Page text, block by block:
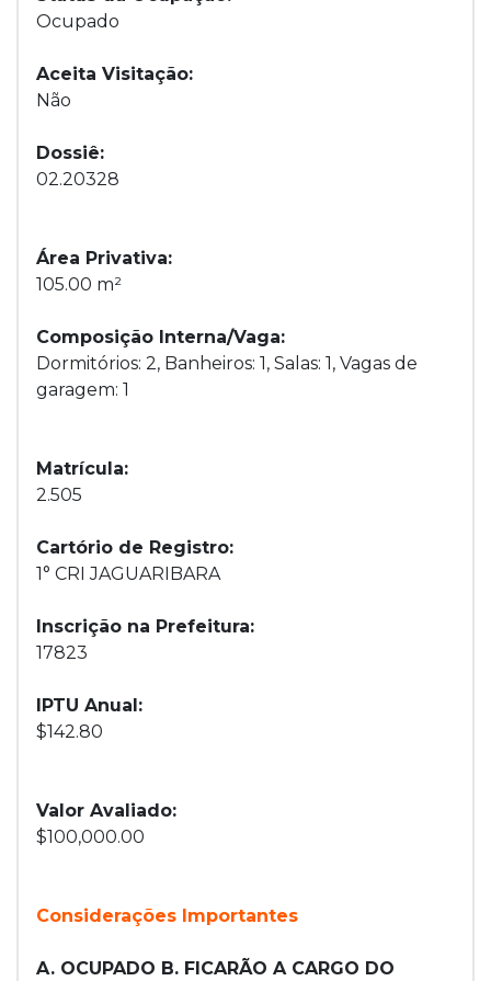
Ocupado
Aceita Visitação:
Não
Dossiê:
02.20328
Área Privativa:
105.00 m²
Composição Interna/Vaga:
Dormitórios: 2, Banheiros: 1, Salas: 1, Vagas de
garagem: 1
Matrícula:
2.505
Cartório de Registro:
1° CRI JAGUARIBARA
Inscrição na Prefeitura:
17823
IPTU Anual:
$142.80
Valor Avaliado:
$100,000.00
Considerações Importantes
A. OCUPADO B. FICARÃO A CARGO DO